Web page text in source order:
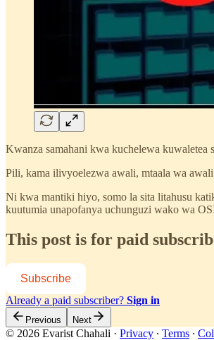
Kwanza samahani kwa kuchelewa
Pili, kama ilivyoelezwa awali, mtaala wa
Ni kwa mantiki hiyo, somo la sita litahusu
kuutumia unapofanya uchunguzi wako wa
This post is for paid
Subscribe
Already a paid subscriber? Sign in
Previous Next
© 2026 Evarist Chahali · Privacy ∙ Terms ∙